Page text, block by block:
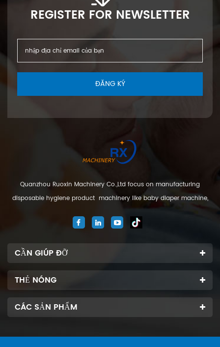
REGISTER FOR NEWSLETTER
ĐĂNG KÝ
Quanzhou Ruoxin Machinery Co.,Ltd focus on manufacturing
disposable hygiene product machinery like baby diaper machine,
machine. We are located in Jinjiang city, Fujian Province, China. And
CẦN GIÚP ĐỠ
THẺ NÓNG
CÁC SẢN PHẨM